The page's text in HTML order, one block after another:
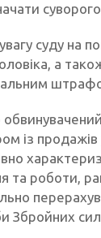
суду на
а
із
та роботи,
Збройних